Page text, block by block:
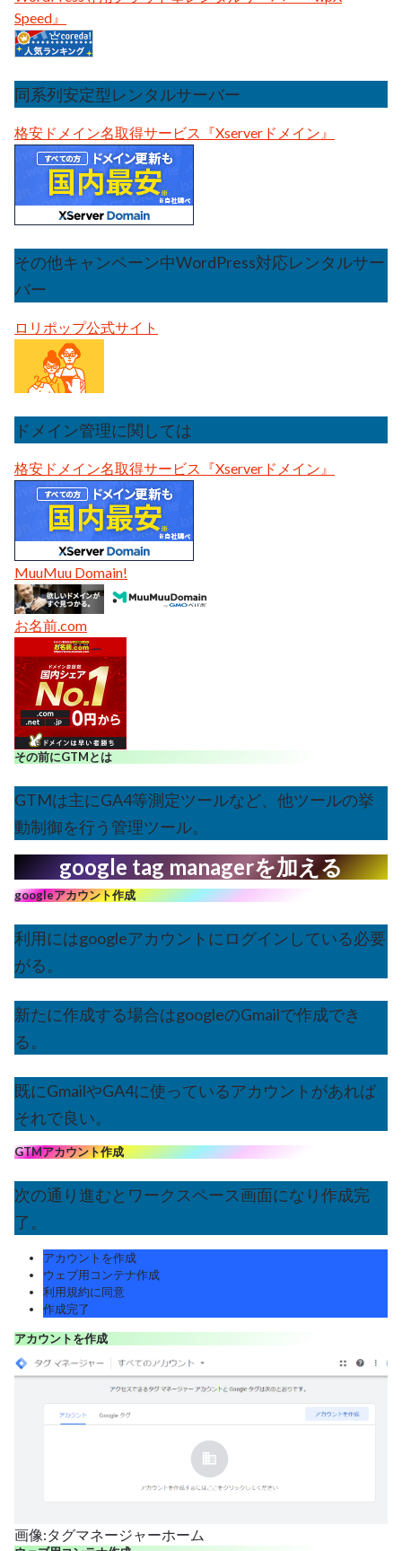
Speed』
同系列安定型レンタルサーバー
格安ドメイン名取得サービス『Xserverドメイン』
その他キャンペーン中WordPress対応レンタルサー
バー
ロリポップ公式サイト
ドメイン管理に関しては
格安ドメイン名取得サービス『Xserverドメイン』
MuuMuu Domain!
お名前.com
その前にGTMとは
GTMは主にGA4等測定ツールなど、他ツールの挙
動制御を行う管理ツール。
google tag managerを加える
googleアカウント作成
利用にはgoogleアカウントにログインしている必要
がる。
新たに作成する場合はgoogleのGmailで作成でき
る。
既にGmailやGA4に使っているアカウントがあれば
それで良い。
GTMアカウント作成
次の通り進むとワークスペース画面になり作成完
了。
アカウントを作成
ウェブ用コンテナ作成
利用規約に同意
作成完了
アカウントを作成
画像:タグマネージャーホーム